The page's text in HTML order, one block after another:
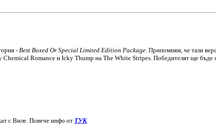
- Best Boxed Or Special Limited Edition Package. Припомням, че тази
Romance и Icky Thump на The White Stripes. Победителят ще бъде
с Виле. Повече инфо от ТУК.